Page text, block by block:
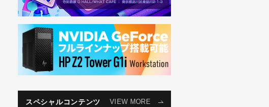
スペシャルコンテンツ VIEW MORE